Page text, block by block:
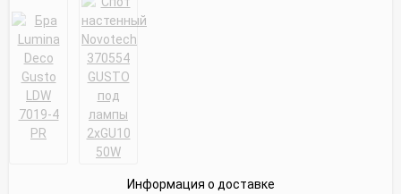
Информация о доставке